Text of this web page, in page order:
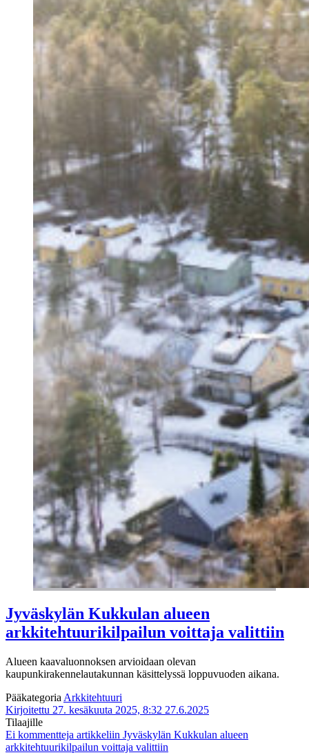
Jyväskylän Kukkulan alueen
arkkitehtuurikilpailun voittaja valittiin
Alueen kaavaluonnoksen arvioidaan olevan
kaupunkirakennelautakunnan käsittelyssä loppuvuoden aikana.
Pääkategoria Arkkitehtuuri
Kirjoitettu 27. kesäkuuta 2025, 8:32 27.6.2025
Tilaajille
Ei kommentteja artikkeliin Jyväskylän Kukkulan alueen
arkkitehtuurikilpailun voittaja valittiin